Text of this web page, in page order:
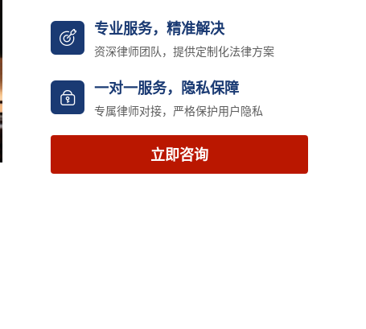
专业服务，精准解决
资深律师团队，提供定制化法律方案
一对一服务，隐私保障
专属律师对接，严格保护用户隐私
立即咨询